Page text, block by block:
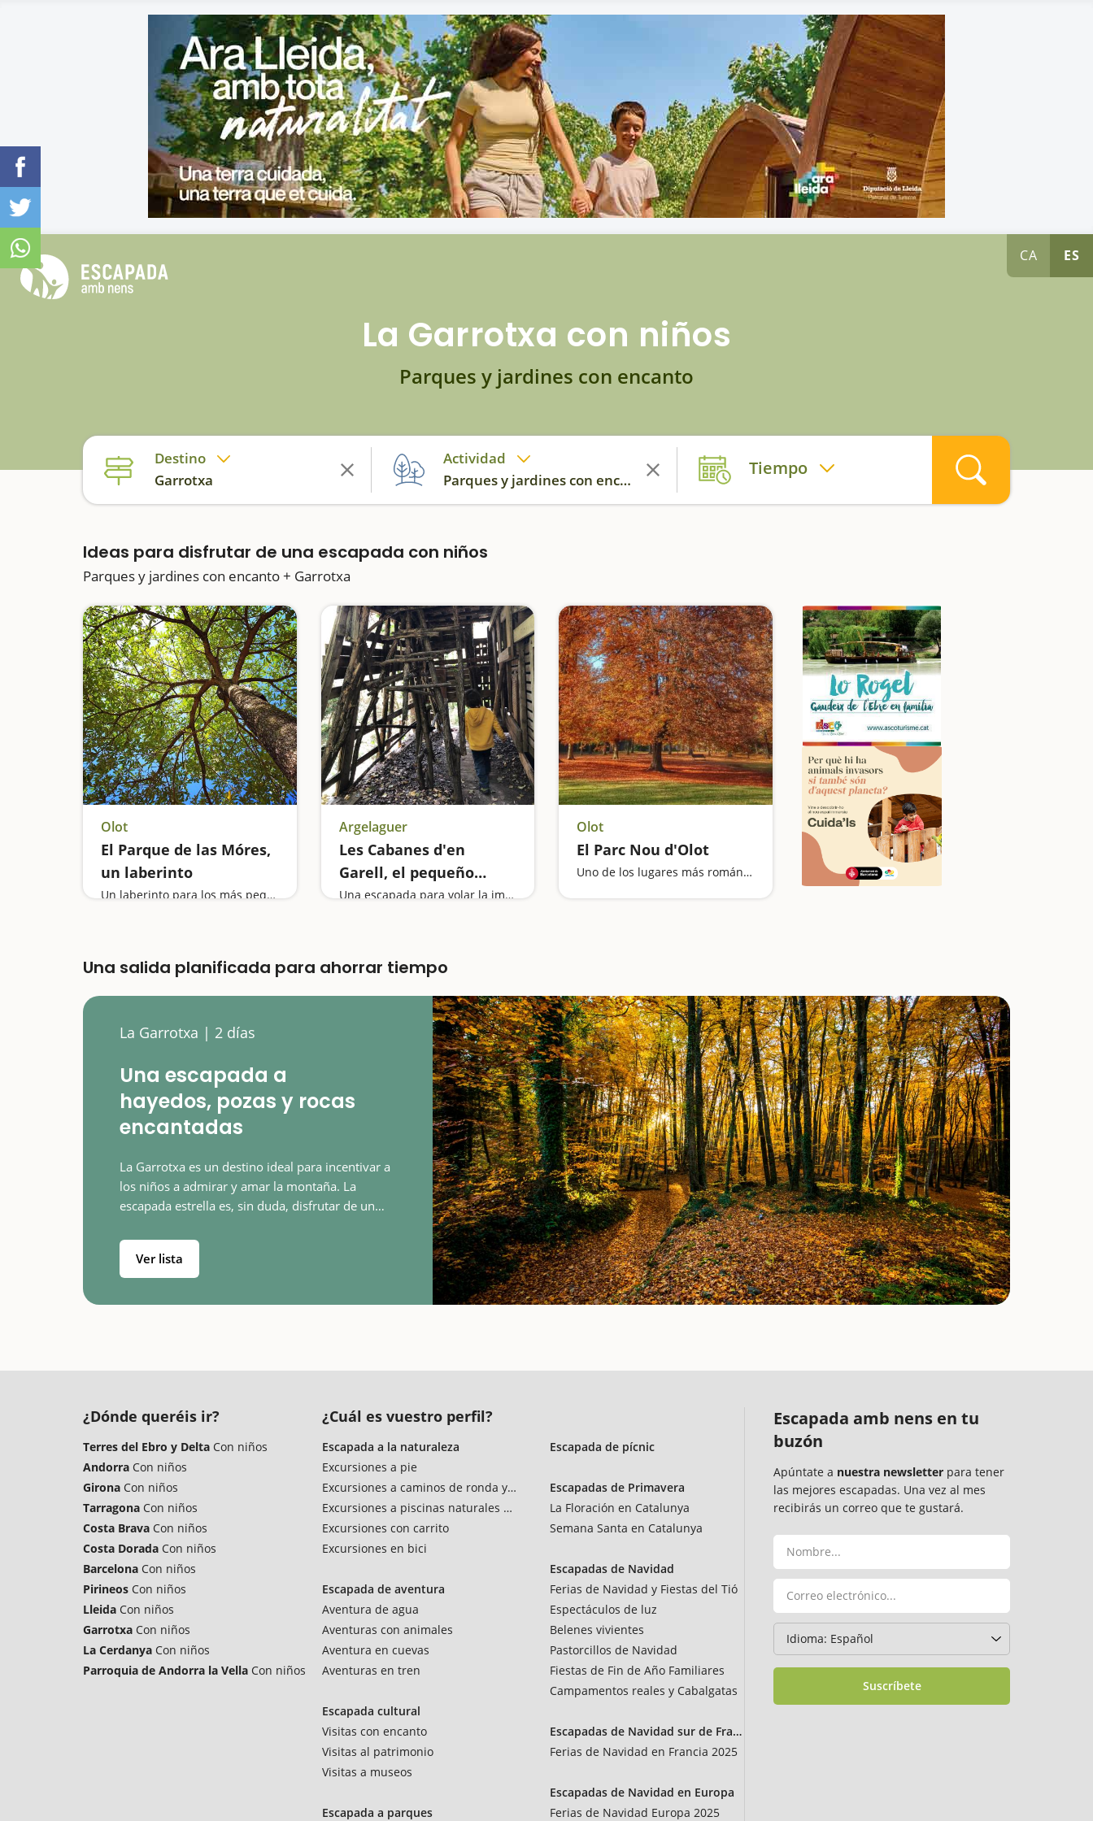
CA ES
La Garrotxa con niños
Parques y jardines con encanto
Destino
Garrotxa
Actividad
Parques y jardines con encanto
Tiempo
Ideas para disfrutar de una escapada con niños
Parques y jardines con encanto + Garrotxa
Olot
El Parque de las Móres,
un laberinto
Un laberinto para los más pequeños
Argelaguer
Les Cabanes d'en
Garell, el pequeño
poblado de madera
Una escapada para volar la imaginación
Olot
El Parc Nou d'Olot
Uno de los lugares más románticos
Una salida planificada para ahorrar tiempo
La Garrotxa | 2 días
Una escapada a
hayedos, pozas y rocas
encantadas
La Garrotxa es un destino ideal para incentivar a
los niños a admirar y amar la montaña. La
escapada estrella es, sin duda, disfrutar de un
espectacular sobre todo en otoño. Pero…
Ver lista
¿Dónde queréis ir?
Terres del Ebro y Delta Con niños
Andorra Con niños
Girona Con niños
Tarragona Con niños
Costa Brava Con niños
Costa Dorada Con niños
Barcelona Con niños
Pirineos Con niños
Lleida Con niños
Garrotxa Con niños
La Cerdanya Con niños
Parroquia de Andorra la Vella Con niños
¿Cuál es vuestro perfil?
Escapada a la naturaleza
Excursiones a pie
Excursiones a caminos de ronda y vías verdes
Excursiones a piscinas naturales y rios
Excursiones con carrito
Excursiones en bici
Escapada de aventura
Aventura de agua
Aventuras con animales
Aventura en cuevas
Aventuras en tren
Escapada cultural
Visitas con encanto
Visitas al patrimonio
Visitas a museos
Escapada a parques
Escapada de pícnic
Escapadas de Primavera
La Floración en Catalunya
Semana Santa en Catalunya
Escapadas de Navidad
Ferias de Navidad y Fiestas del Tió
Espectáculos de luz
Belenes vivientes
Pastorcillos de Navidad
Fiestas de Fin de Año Familiares
Campamentos reales y Cabalgatas
Escapadas de Navidad sur de Francia
Ferias de Navidad en Francia 2025
Escapadas de Navidad en Europa
Ferias de Navidad Europa 2025
Escapada amb nens en tu
buzón
Apúntate a nuestra newsletter para tener
las mejores escapadas. Una vez al mes
recibirás un correo que te gustará.
Suscríbete